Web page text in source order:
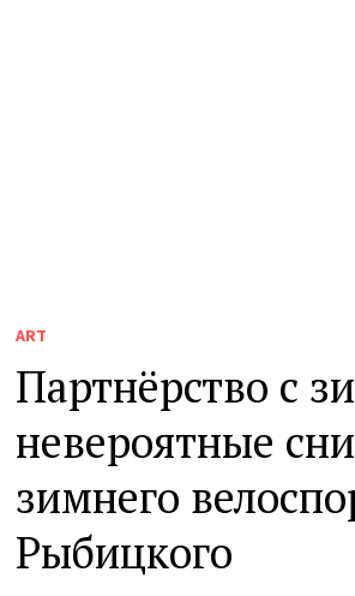
ART
Партнёрство с
невероятные
зимнего
Рыбицкого